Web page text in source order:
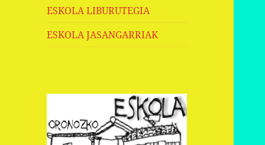
ESKOLA LIBURUTEGIA
ESKOLA JASANGARRIAK